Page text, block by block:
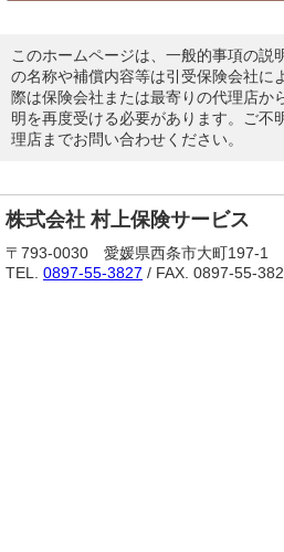
このホームページは、一般的事項の説
の名称や補償内容等は引受保険会社に
際は保険会社または最寄りの代理店か
明を再度受ける必要があります。ご不
理店までお問い合わせください。
株式会社 村上保険サービス
〒793-0030 愛媛県西条市大町197-1
TEL. 0897-55-3827 / FAX. 0897-55-